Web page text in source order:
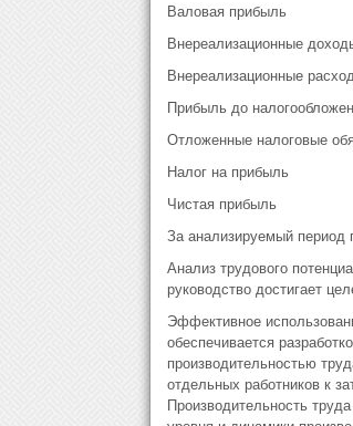
Валовая прибыль
Внереализационные
Внереализационные
Прибыль до
Отложенные налоговые
Налог на прибыль
Чистая прибыль
За анализируемый период
Анализ трудового
руководство достигает
Эффективное
обеспечивается
производительностью
отдельных работников к
Производительность